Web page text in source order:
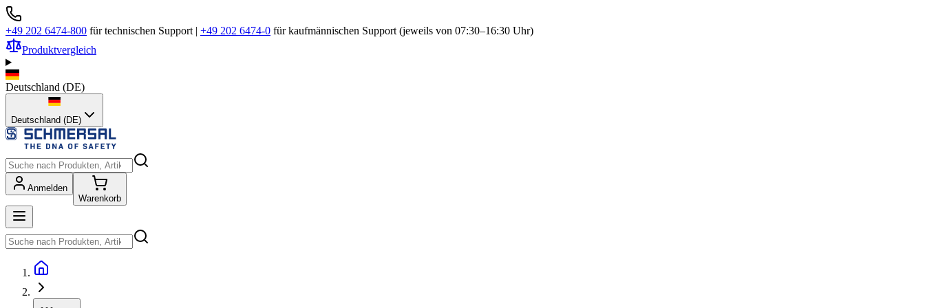
+49 202 6474-800 für technischen Support | +49 202 6474-0 für kaufmännischen Support (jeweils von 07:30–16:30 Uhr)
Produktvergleich
Deutschland (DE)
Deutschland (DE)
Anmelden
Warenkorb